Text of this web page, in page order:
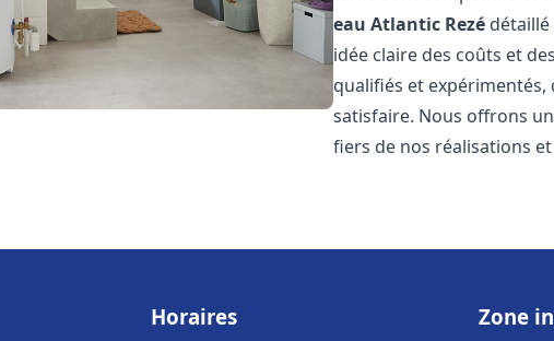
eau Atlantic Rezé
idée claire des coûts et
qualifiés et
satisfaire. Nous offrons
fiers de nos réalisations
Horaires Zone